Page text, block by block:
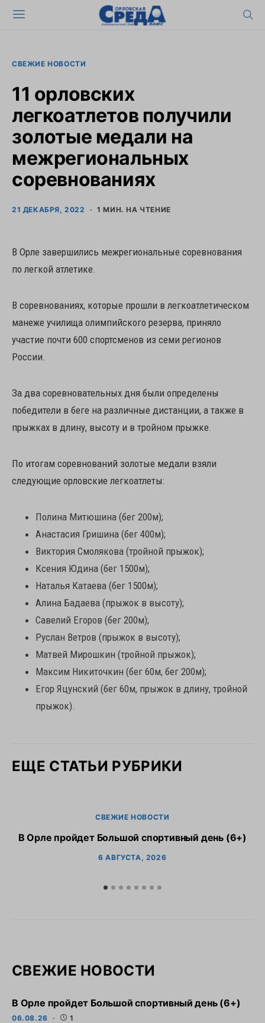
СВЕЖИЕ НОВОСТИ
11 орловских
легкоатлетов получили
золотые медали на
межрегиональных
соревнованиях
21 ДЕКАБРЯ, 2022 1 МИН. НА ЧТЕНИЕ
В Орле завершились межрегиональные соревнования
по легкой атлетике.
В соревнованиях, которые прошли в легкоатлетическом
манеже училища олимпийского резерва, приняло
участие почти 600 спортсменов из семи регионов
России.
За два соревновательных дня были определены
победители в беге на различные дистанции, а также в
прыжках в длину, высоту и в тройном прыжке.
По итогам соревнований золотые медали взяли
следующие орловские легкоатлеты:
Полина Митюшина (бег 200м);
Анастасия Гришина (бег 400м);
Виктория Смолякова (тройной прыжок);
Ксения Юдина (бег 1500м);
Наталья Катаева (бег 1500м);
Алина Бадаева (прыжок в высоту);
Савелий Егоров (бег 200м);
Руслан Ветров (прыжок в высоту);
Матвей Мирошкин (тройной прыжок);
Максим Никиточкин (бег 60м, бег 200м);
Егор Яцунский (бег 60м, прыжок в длину, тройной
прыжок).
ЕЩЕ СТАТЬИ РУБРИКИ
СВЕЖИЕ НОВОСТИ
В Орле пройдет Большой спортивный день (6+)
6 АВГУСТА, 2026
СВЕЖИЕ НОВОСТИ
В Орле пройдет Большой спортивный день (6+)
06.08.26 1